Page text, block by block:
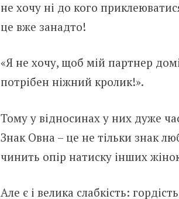
не хочу ні до кого
це вже занадто!
«Я не хочу, щоб мій партнер
потрібен ніжний кролик!».
Тому у відносинах у них дуже
Знак Овна – це не тільки знак
чинить опір натиску інших
Але є і велика слабкість: